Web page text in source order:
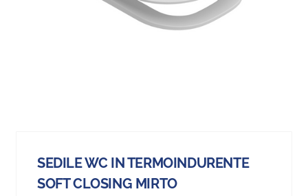
SEDILE WC IN TERMOINDURENTE
SOFT CLOSING MIRTO